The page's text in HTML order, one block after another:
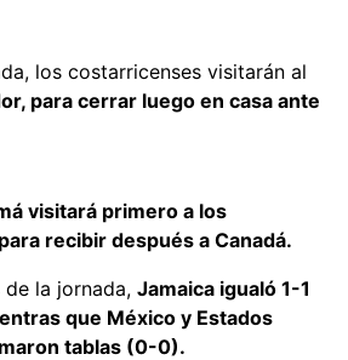
los costarricenses visitarán al
para cerrar luego en casa ante
visitará primero a los
recibir después a Canadá.
la jornada, Jamaica igualó 1-1
que México y Estados
tablas (0-0).